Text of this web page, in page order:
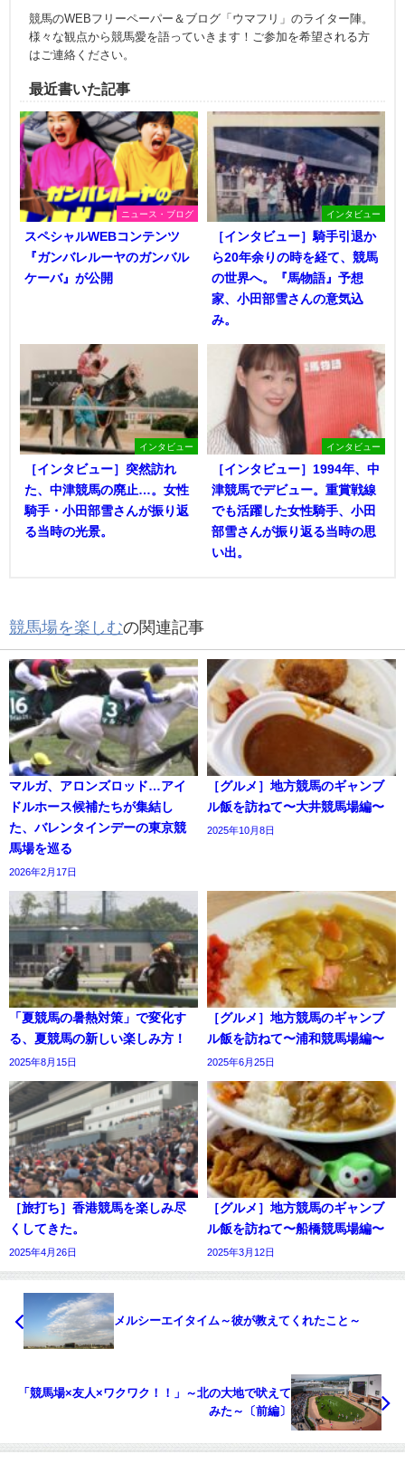
競馬のWEBフリーペーパー＆ブログ「ウマフリ」のライター陣。
様々な観点から競馬愛を語っていきます！ご参加を希望される方
はご連絡ください。
最近書いた記事
ニュース・ブログ
スペシャルWEBコンテンツ
『ガンバレルーヤのガンバル
ケーバ』が公開
インタビュー
［インタビュー］騎手引退か
ら20年余りの時を経て、競馬
の世界へ。『馬物語』予想
家、小田部雪さんの意気込
み。
インタビュー
［インタビュー］突然訪れ
た、中津競馬の廃止…。女性
騎手・小田部雪さんが振り返
る当時の光景。
インタビュー
［インタビュー］1994年、中
津競馬でデビュー。重賞戦線
でも活躍した女性騎手、小田
部雪さんが振り返る当時の思
い出。
競馬場を楽しむの関連記事
マルガ、アロンズロッド…アイ
ドルホース候補たちが集結し
た、バレンタインデーの東京競
馬場を巡る
2026年2月17日
［グルメ］地方競馬のギャンブ
ル飯を訪ねて〜大井競馬場編〜
2025年10月8日
「夏競馬の暑熱対策」で変化す
る、夏競馬の新しい楽しみ方！
2025年8月15日
［グルメ］地方競馬のギャンブ
ル飯を訪ねて〜浦和競馬場編〜
2025年6月25日
［旅打ち］香港競馬を楽しみ尽
くしてきた。
2025年4月26日
［グルメ］地方競馬のギャンブ
ル飯を訪ねて〜船橋競馬場編〜
2025年3月12日
メルシーエイタイム～彼が教えてくれたこと～
「競馬場×友人×ワクワク！！」～北の大地で吠えて
みた～〔前編〕